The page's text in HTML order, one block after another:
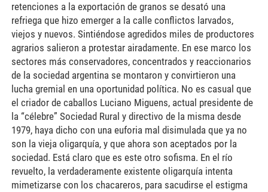
retenciones a la exportación de granos se desató una
refriega que hizo emerger a la calle conflictos larvados,
viejos y nuevos. Sintiéndose agredidos miles de productores
agrarios salieron a protestar airadamente. En ese marco los
sectores más conservadores, concentrados y reaccionarios
de la sociedad argentina se montaron y convirtieron una
lucha gremial en una oportunidad política. No es casual que
el criador de caballos Luciano Miguens, actual presidente de
la “célebre” Sociedad Rural y directivo de la misma desde
1979, haya dicho con una euforia mal disimulada que ya no
son la vieja oligarquía, y que ahora son aceptados por la
sociedad. Está claro que es este otro sofisma. En el río
revuelto, la verdaderamente existente oligarquía intenta
mimetizarse con los chacareros, para sacudirse el estigma